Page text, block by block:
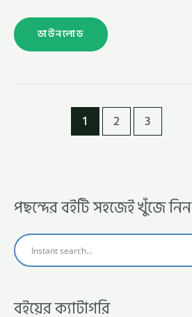
ডাউনলোড
1 2 3
পছন্দের বইটি সহজেই খুঁজে নিন
বইয়ের ক্যাটাগরি